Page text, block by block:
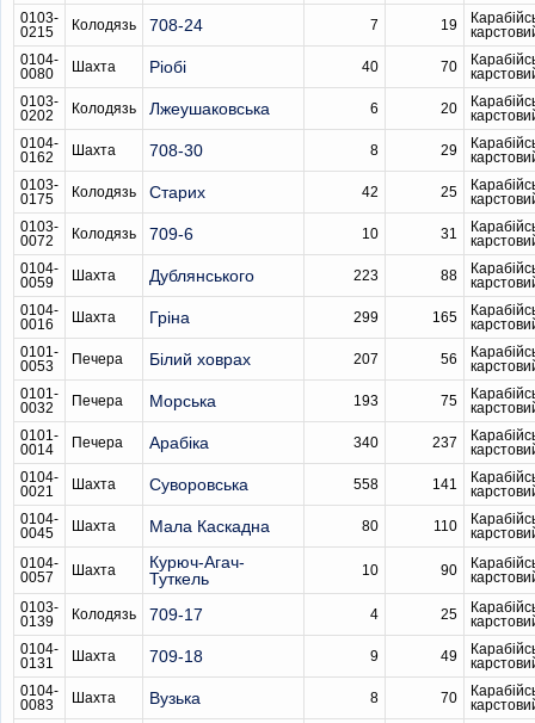
0103-
0215
Колодязь 708-24 7 19
0104-
0080
Шахта Ріобі 40 70
0103-
0202
Колодязь Лжеушаковська 6 20
0104-
0162
Шахта 708-30 8 29
0103-
0175
Колодязь Старих 42 25
0103-
0072
Колодязь 709-6 10 31
0104-
0059
Шахта Дублянського 223 88
0104-
0016
Шахта Гріна 299 165
0101-
0053
Печера Білий ховрах 207 56
0101-
0032
Печера Морська 193 75
0101-
0014
Печера Арабіка 340 237
0104-
0021
Шахта Суворовська 558 141
0104-
0045
Шахта Мала Каскадна 80 110
0104-
0057
Шахта
Курюч-Агач-
Туткель
10 90
0103-
0139
Колодязь 709-17 4 25
0104-
0131
Шахта 709-18 9 49
0104-
0083
Шахта Вузька 8 70